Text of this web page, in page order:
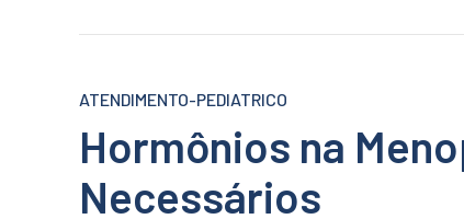
ATENDIMENTO-PEDIATRICO
Hormônios na
Necessários